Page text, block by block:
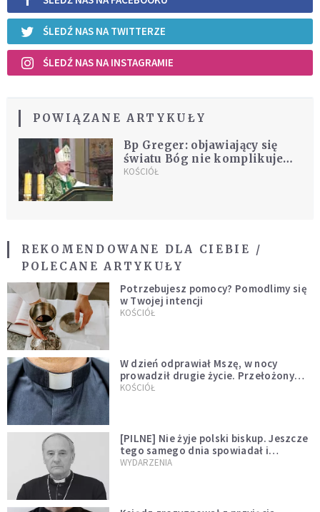
ŚLEDŹ NAS NA TWITTERZE
ŚLEDŹ NAS NA INSTAGRAMIE
POWIĄZANE ARTYKUŁY
Bp Greger: objawiający się
światu Bóg nie komplikuje
życia, ale je umacnia
KOŚCIÓŁ
REKOMENDOWANE DLA CIEBIE /
POLECANE ARTYKUŁY
Potrzebujesz pomocy? Pomodlimy się
w Twojej intencji
KOŚCIÓŁ
W dzień odprawiał Mszę, w nocy
prowadził drugie życie. Przełożony
kazał mu opuścić zakon
KOŚCIÓŁ
[PILNE] Nie żyje polski biskup. Jeszcze
tego samego dnia spowiadał i
sprawował Mszę świętą
WYDARZENIA